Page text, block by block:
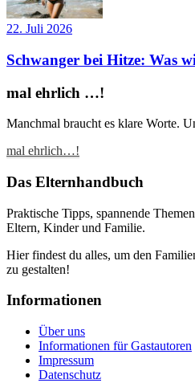
22. Juli 2026
Schwanger bei Hitze: Was
mal ehrlich …!
Manchmal braucht es klare Worte.
mal ehrlich…!
Das Elternhandbuch
Praktische Tipps, spannende
Eltern, Kinder und Familie.
Hier findest du alles, um den
zu gestalten!
Informationen
Über uns
Informationen für Gastautoren
Impressum
Datenschutz